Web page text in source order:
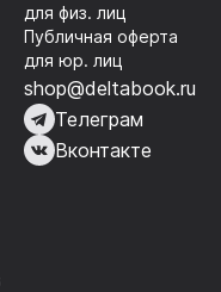
для физ. лиц
Публичная оферта
для юр. лиц
shop@deltabook.ru
Телеграм
Вконтакте